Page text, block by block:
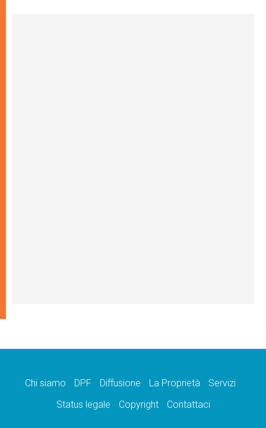
Chi siamo DPF Diffusione La Proprietà
Servizi
Status legale
Copyright Contattaci